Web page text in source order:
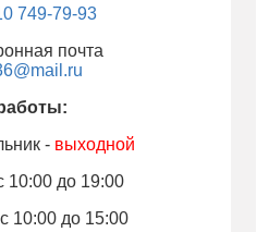
749-79-93
- выходной
10:00 до 19:00
10:00 до 15:00